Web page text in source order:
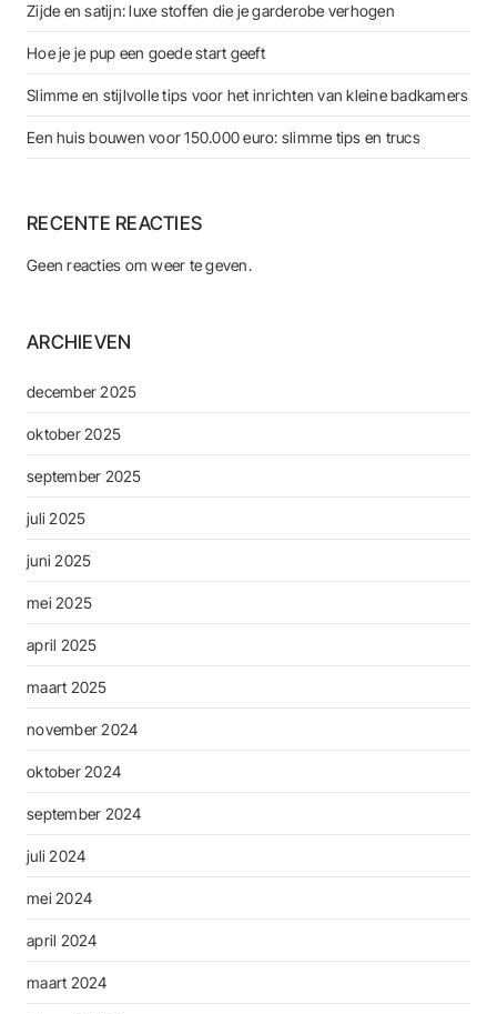
Zijde en satijn: luxe stoffen die je garderobe verhogen
Hoe je je pup een goede start geeft
Slimme en stijlvolle tips voor het inrichten van kleine badkamers
Een huis bouwen voor 150.000 euro: slimme tips en trucs
RECENTE REACTIES
Geen reacties om weer te geven.
ARCHIEVEN
december 2025
oktober 2025
september 2025
juli 2025
juni 2025
mei 2025
april 2025
maart 2025
november 2024
oktober 2024
september 2024
juli 2024
mei 2024
april 2024
maart 2024